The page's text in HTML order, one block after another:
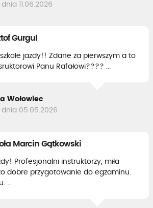
11.06.2026
Gurgul
jazdy!! Zdane za pierwszym a to
Panu Rafałowi???? ...
Wołowiec
dnia 05.05.2026
Marcin Gątkowski
Profesjonalni instruktorzy, miła
dobre przygotowanie do egzaminu.
...